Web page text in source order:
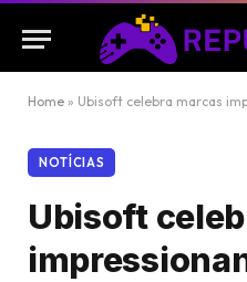
Home » Ubisoft celebra marcas
NOTÍCIAS
Ubisoft